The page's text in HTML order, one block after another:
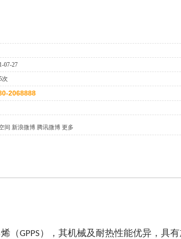
07-27
次
2068888
间 新浪微博 腾讯微博 更多
（GPPS ），其机械及耐热性能优异，具